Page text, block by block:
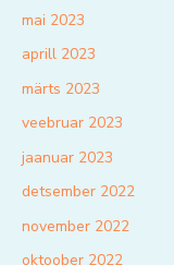
mai 2023
aprill 2023
märts 2023
veebruar 2023
jaanuar 2023
detsember 2022
november 2022
oktoober 2022